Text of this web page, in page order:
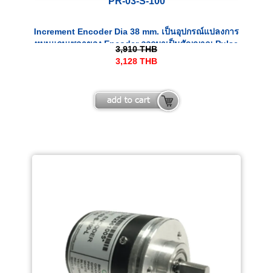
Increment Encoder Dia 38 mm. เป็นอุปกรณ์แปลงการ
หมุนแกนเพลาของ Encoder ออกมาเป็นสัญญาณ Pulse
ทางไฟฟ้า
3,910 THB
3,128 THB